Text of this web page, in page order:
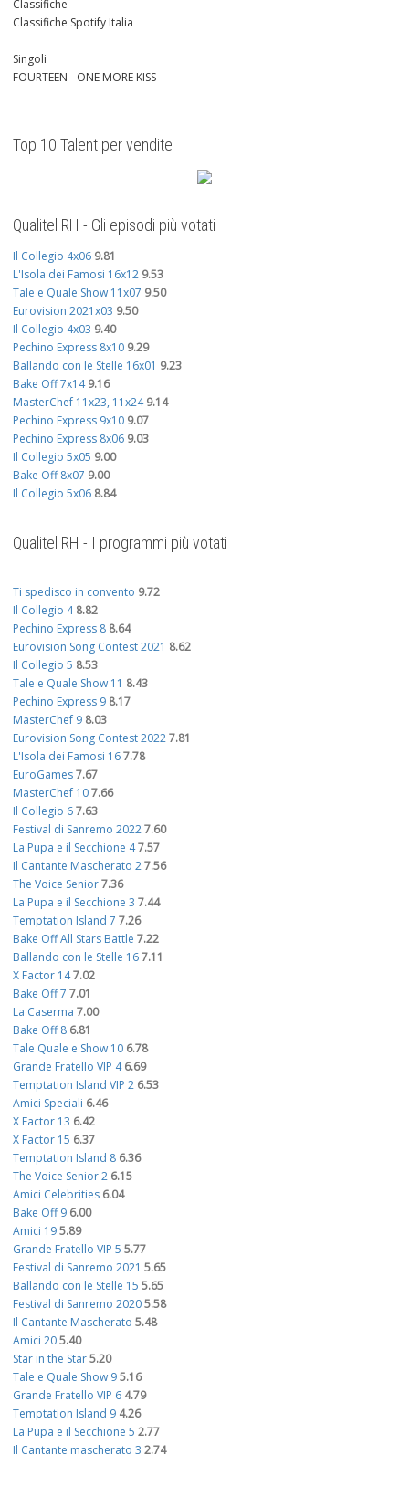
Classifiche
Classifiche Spotify Italia
Singoli
FOURTEEN - ONE MORE KISS
Top 10 Talent per vendite
Qualitel RH - Gli episodi più votati
Il Collegio 4x06 9.81
L'Isola dei Famosi 16x12 9.53
Tale e Quale Show 11x07 9.50
Eurovision 2021x03 9.50
Il Collegio 4x03 9.40
Pechino Express 8x10 9.29
Ballando con le Stelle 16x01 9.23
Bake Off 7x14 9.16
MasterChef 11x23, 11x24 9.14
Pechino Express 9x10 9.07
Pechino Express 8x06 9.03
Il Collegio 5x05 9.00
Bake Off 8x07 9.00
Il Collegio 5x06 8.84
Qualitel RH - I programmi più votati
Ti spedisco in convento 9.72
Il Collegio 4 8.82
Pechino Express 8 8.64
Eurovision Song Contest 2021 8.62
Il Collegio 5 8.53
Tale e Quale Show 11 8.43
Pechino Express 9 8.17
MasterChef 9 8.03
Eurovision Song Contest 20227.81
L'Isola dei Famosi 167.78
EuroGames7.67
MasterChef 107.66
Il Collegio 67.63
Festival di Sanremo 20227.60
La Pupa e il Secchione 47.57
Il Cantante Mascherato 27.56
The Voice Senior7.36
La Pupa e il Secchione 3 7.44
Temptation Island 7 7.26
Bake Off All Stars Battle 7.22
Ballando con le Stelle 167.11
X Factor 147.02
Bake Off 7 7.01
La Caserma 7.00
Bake Off 8 6.81
Tale Quale e Show 10 6.78
Grande Fratello VIP 4 6.69
Temptation Island VIP 2 6.53
Amici Speciali 6.46
X Factor 13 6.42
X Factor 15 6.37
Temptation Island 8 6.36
The Voice Senior 2 6.15
Amici Celebrities 6.04
Bake Off 9 6.00
Amici 195.89
Grande Fratello VIP 5 5.77
Festival di Sanremo 2021 5.65
Ballando con le Stelle 15 5.65
Festival di Sanremo 20205.58
Il Cantante Mascherato 5.48
Amici 205.40
Star in the Star5.20
Tale e Quale Show 95.16
Grande Fratello VIP 6 4.79
Temptation Island 9 4.26
La Pupa e il Secchione 5 2.77
Il Cantante mascherato 3 2.74